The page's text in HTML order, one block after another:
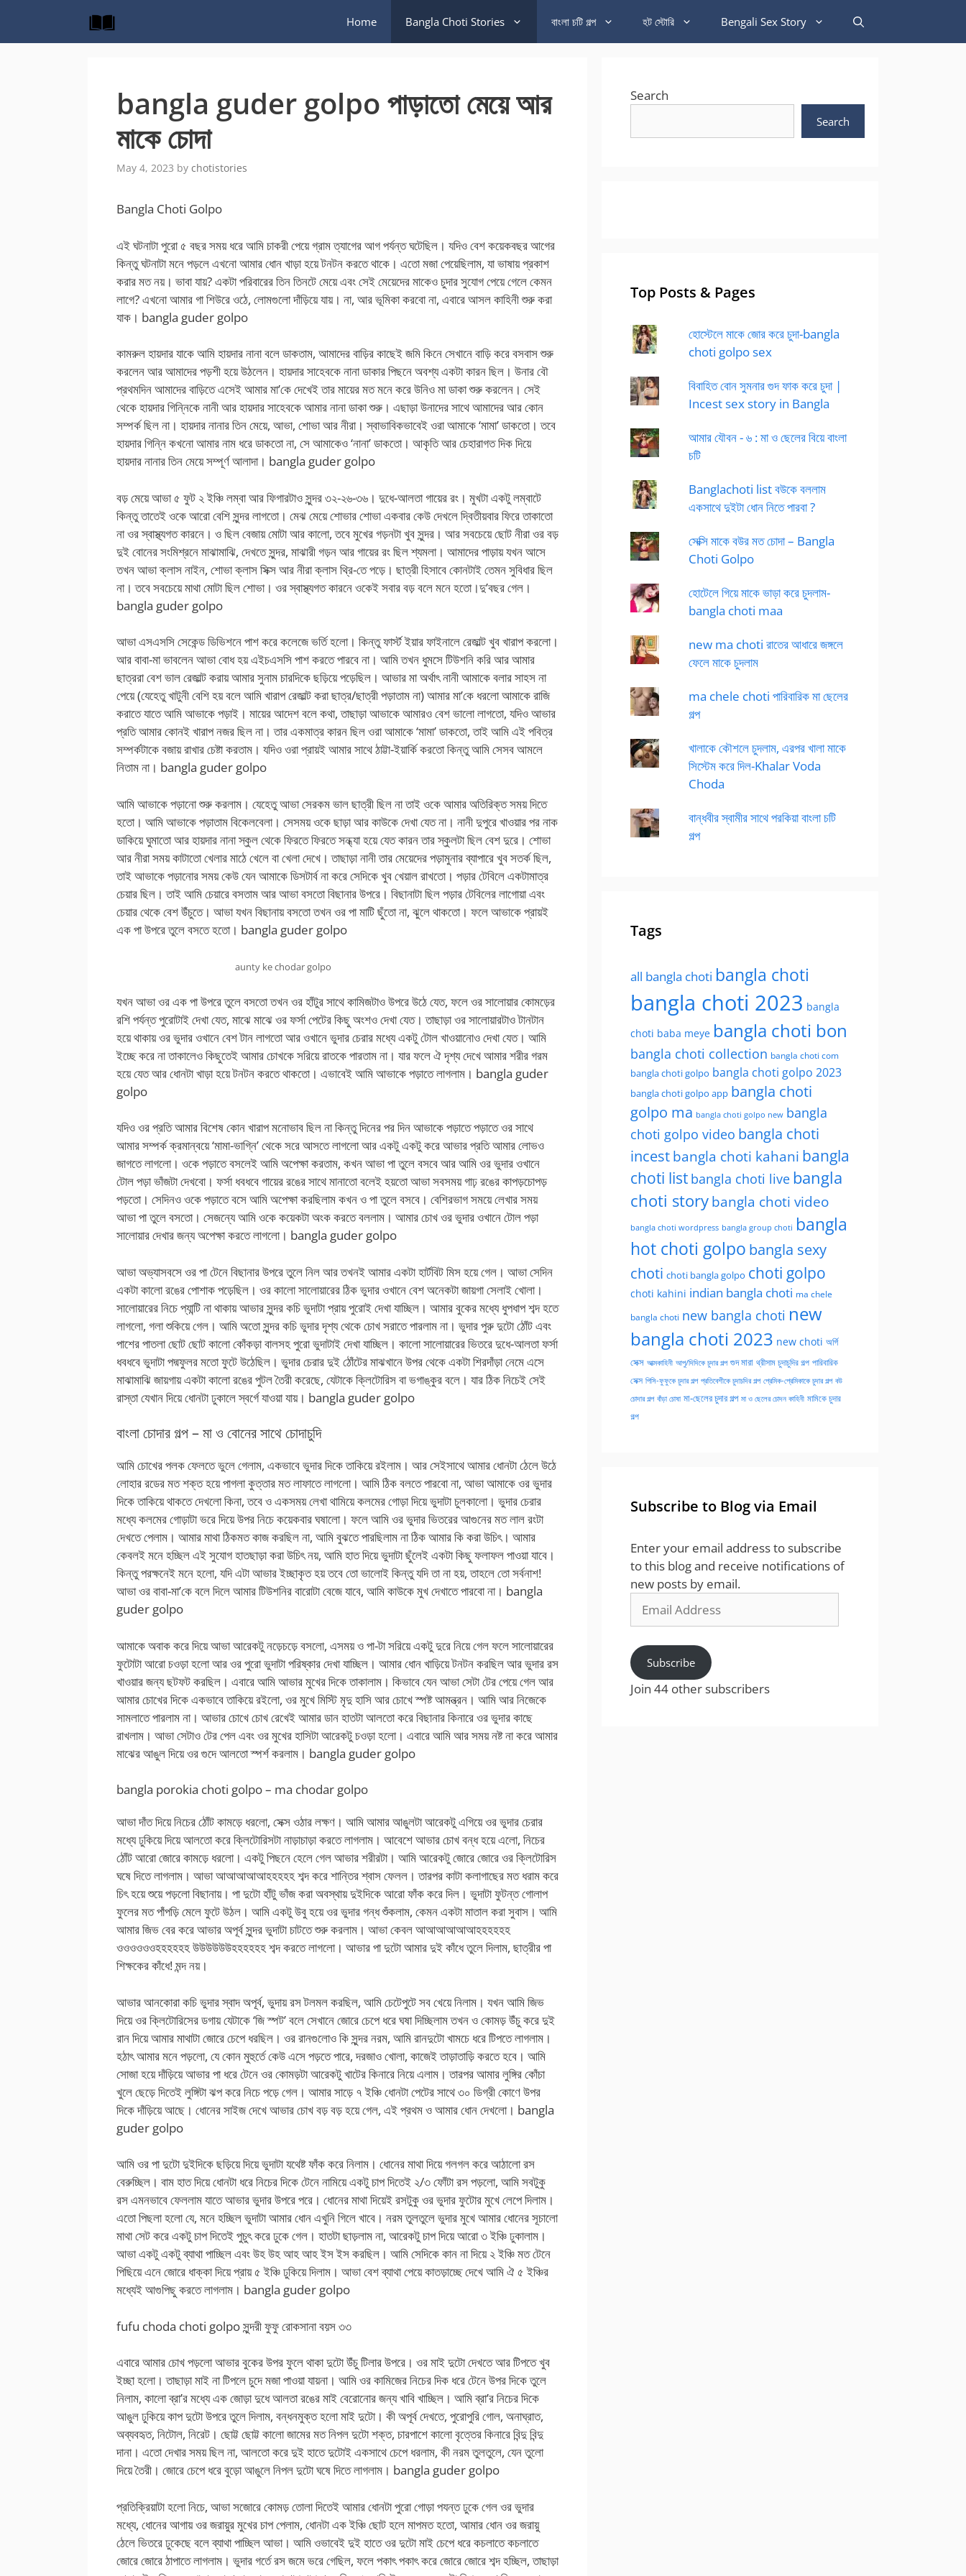
content
Home Bangla Choti Stories বাংলা চটি গল্প হট স্টোরি Bengali Sex Story
bangla guder golpo পাড়াতো মেয়ে আর
মাকে চোদা
May 4, 2023 by chotistories
Bangla Choti Golpo
এই ঘটনাটা পুরো ৫ বছর সময় ধরে আমি চাকরী পেয়ে গ্রাম ত্যাগের আগ পর্যন্ত ঘটেছিল। যদিও বেশ কয়েকবছর আগের
কিন্তু ঘটনাটা মনে পড়লে এখনো আমার ধোন খাড়া হয়ে টনটন করতে থাকে। এতো মজা পেয়েছিলাম, যা ভাষায় প্রকাশ
করার মত নয়। ভাবা যায়? একটা পরিবারের তিন তিনটে মেয়ে এবং সেই মেয়েদের মাকেও চুদার সুযোগ পেয়ে গেলে কেমন
লাগে? এখনো আমার গা শিউরে ওঠে, লোমগুলো দাঁড়িয়ে যায়। না, আর ভূমিকা করবো না, এবারে আসল কাহিনী শুরু করা
যাক। bangla guder golpo
কামরুল হায়দার যাকে আমি হায়দার নানা বলে ডাকতাম, আমাদের বাড়ির কাছেই জমি কিনে সেখানে বাড়ি করে বসবাস শুরু
করলেন আর আমাদের পড়শী হয়ে উঠলেন। হায়দার সাহেবকে নানা ডাকার পিছনে অবশ্য একটা কারন ছিল। উনার বৌ
প্রথমদিন আমাদের বাড়িতে এসেই আমার মা’কে দেখেই তার মায়ের মত মনে করে উনিও মা ডাকা শুরু করলেন। সেই
থেকে হায়দার গিন্নিকে নানী আর হায়দার সাহেবকে আমার নানা ডাকা শুরু। এছাড়া উনাদের সাথে আমাদের আর কোন
সম্পর্ক ছিল না। হায়দার নানার তিন মেয়ে, আভা, শোভা আর নীরা। স্বাভাবিকভাবেই ওরা আমাকে ‘মামা’ ডাকতো। তবে
হায়দার গিন্নি কখনো আমার নাম ধরে ডাকতো না, সে আমাকেও ‘নানা’ ডাকতো। আকৃতি আর চেহারাগত দিক দিয়ে
হায়দার নানার তিন মেয়ে সম্পূর্ণ আলাদা। bangla guder golpo
বড় মেয়ে আভা ৫ ফুট ২ ইঞ্চি লম্বা আর ফিগারটাও সুন্দর ৩২-২৬-৩৬। দুধে-আলতা গায়ের রং। মুখটা একটু লম্বাটে
কিন্তু তাতেই ওকে আরো বেশি সুন্দর লাগতো। মেঝ মেয়ে শোভার শোভা একবার কেউ দেখলে দ্বিতীয়বার ফিরে তাকাতো
না ওর স্বাস্থ্যগত কারনে। ও ছিল বেজায় মোটা আর কালো, তবে মুখের গড়নটা খুব সুন্দর। আর সবচেয়ে ছোট নীরা ওর বড়
দুই বোনের সংমিশ্রনে মাঝামাঝি, দেখতে সুন্দর, মাঝারী গড়ন আর গায়ের রং ছিল শ্যমলা। আমাদের পাড়ায় যখন আসে
তখন আভা ক্লাস নাইন, শোভা ক্লাস সিক্স আর নীরা ক্লাস থ্রি-তে পড়ে। ছাত্রী হিসাবে কোনটাই তেমন সুবিধার ছিল
না। তবে সবচেয়ে মাথা মোটা ছিল শোভা। ওর স্বাস্থ্যগত কারনে ওকেই সবার বড় বলে মনে হতো।দু’বছর গেল।
bangla guder golpo
আভা এসএসসি সেকেন্ড ডিভিশনে পাশ করে কলেজে ভর্তি হলো। কিন্তু ফার্স্ট ইয়ার ফাইনালে রেজাল্ট খুব খারাপ করলো।
আর বাবা-মা ভাবলেন আভা বোধ হয় এইচএসসি পাশ করতে পারবে না। আমি তখন ধুমসে টিউশনি করি আর আমার
ছাত্ররা বেশ ভাল রেজাল্ট করায় আমার সুনাম চারদিকে ছড়িয়ে পড়েছিল। আভার মা অর্থাৎ নানী আমাকে বলার সাহস না
পেয়ে (যেহেতু খাটুনী বেশি হয় বলে আমি খারাপ রেজাল্ট করা ছাত্র/ছাত্রী পড়াতাম না) আমার মা’কে ধরলো আমাকে রাজি
করাতে যাতে আমি আভাকে পড়াই। মায়ের আদেশ বলে কথা, তাছাড়া আভাকে আমারও বেশ ভালো লাগতো, যদিও আভার
প্রতি আমার কোনই খারাপ নজর ছিল না। তার একমাত্র কারন ছিল ওরা আমাকে ‘মামা’ ডাকতো, তাই আমি এই পবিত্র
সম্পর্কটাকে বজায় রাখার চেষ্টা করতাম। যদিও ওরা প্রায়ই আমার সাথে ঠাট্টা-ইয়ার্কি করতো কিন্তু আমি সেসব আমলে
নিতাম না। bangla guder golpo
আমি আভাকে পড়ানো শুরু করলাম। যেহেতু আভা সেরকম ভাল ছাত্রী ছিল না তাই ওকে আমার অতিরিক্ত সময় দিতে
হতো। আমি আভাকে পড়াতাম বিকেলবেলা। সেসময় ওকে ছাড়া আর কাউকে দেখা যেত না। নানী দুপুরে খাওয়ার পর নাক
ডাকিয়ে ঘুমাতো আর হায়দার নানা স্কুল থেকে ফিরতে ফিরতে সন্ধ্যা হয়ে যেত কারন তার স্কুলটা ছিল বেশ দুরে। শোভা
আর নীরা সময় কাটাতো খেলার মাঠে খেলে বা খেলা দেখে। তাছাড়া নানী তার মেয়েদের পড়ামুনার ব্যাপারে খুব সতর্ক ছিল,
তাই আভাকে পড়ানোর সময় কেউ যেন আমাকে ডিসটার্ব না করে সেদিকে খুব খেয়াল রাখতো। পড়ার টেবিলে একটামাত্র
চেয়ার ছিল। তাই আমি চেয়ারে বসতাম আর আভা বসতো বিছানার উপরে। বিছানাটা ছিল পড়ার টেবিলের লাগোয়া এবং
চেয়ার থেকে বেশ উঁচুতে। আভা যখন বিছানায় বসতো তখন ওর পা মাটি ছুঁতো না, ঝুলে থাকতো। ফলে আভাকে প্রায়ই
এক পা উপরে তুলে বসতে হতো। bangla guder golpo
aunty ke chodar golpo
যখন আভা ওর এক পা উপরে তুলে বসতো তখন ওর হাঁটুর সাথে কামিজটাও উপরে উঠে যেত, ফলে ওর সালোয়ার কোমড়ের
রশি পর্যন্ত পুরোটাই দেখা যেত, মাঝে মাঝে ওর ফর্সা পেটের কিছু অংশও দেখা যেত। তাছাড়া ওর সালোয়ারটাও টানটান
হয়ে থাকায় ওর ভুদার ওখানে বেশ টান লাগতো আর ওখানে ভুদার চেরার মধ্যে একটু টোল খাওয়ানোও দেখা যেত। আমি
ইচ্ছে করে না তাকালেও কিছুতেই আমার চোখকে সরিয়ে রাতকে পারতাম না। যার ফলে ঐ দৃশ্য দেখে আমার শরীর গরম
হয়ে যেত আর ধোনটা খাড়া হয়ে টনটন করতে থাকতো। এভাবেই আমি আভাকে পড়াতে লাগলাম। bangla guder
golpo
যদিও ওর প্রতি আমার বিশেষ কোন খারাপ মনোভাব ছিল না কিন্তু দিনের পর দিন আভাকে পড়াতে পড়াতে ওর সাথে
আমার সম্পর্ক ক্রমান্বয়ে ‘মামা-ভাগ্নি’ থেকে সরে আসতে লাগলো আর একটু একটু করে আভার প্রতি আমার লোভও
জাগতে লাগলো। ওকে পড়াতে বসলেই আমি অপেক্ষা করতাম, কখন আভা পা তুলে বসবে আর আমি ওর ভুদার ওখানে
টোল পড়া ভাঁজটা দেখবো। ফর্সা ধবধবে গায়ের রঙের সাথে মানাতো বলেই হয়তো আভা সবসময় গাঢ় রঙের কাপড়চোপড়
পড়তো। সেদিনও ওকে পড়াতে বসে আমি অপেক্ষা করছিলাম কখন ও পা তুলে বসবে। বেশিরভাগ সময়ে লেখার সময়
আভা পা তুলে বসতো। সেজন্যে আমি ওকে কয়েকটা অংক করতে বললাম। আমার চোখ ওর ভুদার ওখানে টোল পড়া
সালোয়ার দেখার জন্য অপেক্ষা করতে লাগলো। bangla guder golpo
আভা অভ্যাসবসে ওর পা টেনে বিছানার উপরে তুলে নিল আর তখনই আমার একটা হার্টবিট মিস হয়ে গেল। আভা সেদিন
একটা কালো রঙের পোশাক পড়েছিল। ওর কালো সালোয়ারের ঠিক ভুদার ওখানে বেশ অনেকটা জায়গা সেলাই খোলা।
সালোয়ারের নিচে প্যান্টি না থাকায় আভার সুন্দর কচি ভুদাটা প্রায় পুরোই দেখা যাচ্ছিল। আমার বুকের মধ্যে ধুপধাপ শব্দ হতে
লাগলো, গলা শুকিয়ে গেল। আমি অতো সুন্দর কচি ভুদার দৃশ্য থেকে চোখ সরাতে পারলাম না। ভুদার পুরু দুটো ঠোঁট এবং
পাশের পাতলা ছোট ছোট কালো কোঁকড়া বালসহ পুরো ভুদাটাই দেখা যাচ্ছিল। কালো সালোয়ারের ভিতরে দুধে-আলতা ফর্সা
ধবধবে ভুদাটা পদ্মফুলর মতো ফুটে উঠেছিল। ভুদার চেরার দুই ঠোঁটের মাঝখানে উপর থেকে একটা শিরদাঁড়া নেমে এসে
মাঝামাঝি জায়গায় একটা কালো রঙের পুটল তৈরী করেছে, যেটাকে ক্লিটোরিস বা ভগাঙ্কুর বলে। যার ঠিক নিচেই সেই
রাস্তা যেখান দিয়ে ধোনটা ঢুকালে স্বর্গে যাওয়া যায়। bangla guder golpo
বাংলা চোদার গল্প – মা ও বোনের সাথে চোদাচুদি
আমি চোখের পলক ফেলতে ভুলে গেলাম, একভাবে ভুদার দিকে তাকিয়ে রইলাম। আর সেইসাথে আমার ধোনটা ঠেলে উঠে
লোহার রডের মত শক্ত হয়ে পাগলা কুত্তার মত লাফাতে লাগলো। আমি ঠিক বলতে পারবো না, আভা আমাকে ওর ভুদার
দিকে তাকিয়ে থাকতে দেখলো কিনা, তবে ও একসময় লেখা থামিয়ে কলমের গোড়া দিয়ে ভুদাটা চুলকালো। ভুদার চেরার
মধ্যে কলমের গোড়াটা ভরে দিয়ে উপর নিচে কয়েকবার ঘষালো। ফলে আমি ওর ভুদার ভিতরের আগুনের মত লাল রংটা
দেখতে পেলাম। আমার মাথা ঠিকমত কাজ করছিল না, আমি বুঝতে পারছিলাম না ঠিক আমার কি করা উচিৎ। আমার
কেবলই মনে হচ্ছিল এই সুযোগ হাতছাড়া করা উচিৎ নয়, আমি হাত দিয়ে ভুদাটা ছুঁলেই একটা কিছু ফলাফল পাওয়া যাবে।
কিন্তু পরক্ষনেই মনে হলো, যদি এটা আভার ইচ্ছাকৃত হয় তবে তো ভালোই কিন্তু যদি তা না হয়, তাহলে তো সর্বনাশ!
আভা ওর বাবা-মা’কে বলে দিলে আমার টিউশনির বারোটা বেজে যাবে, আমি কাউকে মুখ দেখাতে পারবো না। bangla
guder golpo
আমাকে অবাক করে দিয়ে আভা আরেকটু নড়েচড়ে বসলো, এসময় ও পা-টা সরিয়ে একটু দুরে নিয়ে গেল ফলে সালোয়ারের
ফুটোটা আরো চওড়া হলো আর ওর পুরো ভুদাটা পরিষ্কার দেখা যাচ্ছিল। আমার ধোন খাড়িয়ে টনটন করছিল আর ভুদার রস
খাওয়ার জন্য ছটফট করছিল। এবারে আমি আভার মুখের দিকে তাকালাম। কিভাবে যেন আভা সেটা টের পেয়ে গেল আর
আমার চোখের দিকে একভাবে তাকিয়ে রইলো, ওর মুখে মিস্টি মৃদু হাসি আর চোখে স্পষ্ট আমন্ত্রন। আমি আর নিজেকে
সামলাতে পারলাম না। আভার চোখে চোখ রেখেই আমার ডান হাতটা আলতো করে বিছানার কিনারে ওর ভুদার কাছে
রাখলাম। আভা সেটাও টের পেল এবং ওর মুখের হাসিটা আরেকটু চওড়া হলো। এবারে আমি আর সময় নষ্ট না করে আমার
মাঝের আঙুল দিয়ে ওর গুদে আলতো স্পর্শ করলাম। bangla guder golpo
bangla porokia choti golpo – ma chodar golpo
আভা দাঁত দিয়ে নিচের ঠোঁট কামড়ে ধরলো, সেক্স ওঠার লক্ষণ। আমি আমার আঙুলটা আরেকটু এগিয়ে ওর ভুদার চেরার
মধ্যে ঢুকিয়ে দিয়ে আলতো করে ক্লিটোরিসটা নাড়াচাড়া করতে লাগলাম। আবেশে আভার চোখ বন্ধ হয়ে এলো, নিচের
ঠোঁট আরো জোরে কামড়ে ধরলো। একটু পিছনে হেলে গেল আভার শরীরটা। আমি আরেকটু জোরে জোরে ওর ক্লিটোরিস
ঘষে দিতে লাগলাম। আভা আআআআআহহহহহ শব্দ করে শান্তির শ্বাস ফেলল। তারপর কাটা কলাগাছের মত ধরাম করে
চিৎ হয়ে শুয়ে পড়লো বিছানায়। পা দুটো হাঁটু ভাঁজ করা অবস্থায় দুইদিকে আরো ফাঁক করে দিল। ভুদাটা ফুটন্ত গোলাপ
ফুলের মত পাঁপড়ি মেলে ফুটে উঠল। আমি একটু উবু হয়ে ওর ভুদার গন্ধ শুঁকলাম, কেমন একটা মাতাল করা সুবাস। আমি
আমার জিভ বের করে আভার অপূর্ব সুন্দর ভুদাটা চাটতে শুরু করলাম। আভা কেবল আআআআআআহহহহহহ
ওওওওওওহহহহহহ উউউউউউহহহহহহ শব্দ করতে লাগলো। আভার পা দুটো আমার দুই কাঁধে তুলে দিলাম, ছাত্রীর পা
শিক্ষকের কাঁধে! মন্দ নয়।
আভার আনকোরা কচি ভুদার স্বাদ অপূর্ব, ভুদায় রস টলমল করছিল, আমি চেটেপুটে সব খেয়ে নিলাম। যখন আমি জিভ
দিয়ে ওর ক্লিটোরিসের ডগায় যেটাকে ‘জি স্পট’ বলে সেখানে জোরে চেপে ধরে ঘষা দিচ্ছিলাম তখন ও কোমড় উঁচু করে দুই
রান দিয়ে আমার মাথাটা জোরে চেপে ধরছিল। ওর রানগুলোও কি সুন্দর নরম, আমি রানদুটো খামচে ধরে টিপতে লাগলাম।
হঠাৎ আমার মনে পড়লো, যে কোন মুহুর্তে কেউ এসে পড়তে পারে, দরজাও খোলা, কাজেই তাড়াতাড়ি করতে হবে। আমি
সোজা হয়ে দাঁড়িয়ে আভার পা ধরে টেনে ওর কোমড়টা আরেকটু খাটের কিনারে নিয়ে এলাম। তারপর আমার লুঙ্গির কোঁচা
খুলে ছেড়ে দিতেই লুঙ্গিটা ঝপ করে নিচে পড়ে গেল। আমার সাড়ে ৭ ইঞ্চি ধোনটা পেটের সাথে ৩০ ডিগ্রী কোণে উপর
দিকে দাঁড়িয়ে আছে। ধোনের সাইজ দেখে আভার চোখ বড় বড় হয়ে গেল, এই প্রথম ও আমার ধোন দেখলো। bangla
guder golpo
আমি ওর পা দুটো দুইদিকে ছড়িয়ে দিয়ে ভুদাটা যথেষ্ট ফাঁক করে নিলাম। ধোনের মাথা দিয়ে গলগল করে আঠালো রস
বেরুচ্ছিল। বাম হাত দিয়ে ধোনটা ধরে নিচের দিকে টেনে নামিয়ে একটু চাপ দিতেই ২/৩ ফোঁটা রস পড়লো, আমি সবটুকু
রস এমনভাবে ফেললাম যাতে আভার ভুদার উপরে পরে। ধোনের মাথা দিয়েই রসটুকু ওর ভুদার ফুটোর মুখে লেপে দিলাম।
এতো পিছলা হলো যে, মনে হচ্ছিল ভুদাটা আমার ধোন এখুনি গিলে খাবে। নরম তুলতুলে ভুদার মুখে আমার ধোনের সূচালো
মাথা সেট করে একটু চাপ দিতেই পুচুৎ করে ঢুকে গেল। হাতটা ছাড়লাম না, আরেকটু চাপ দিয়ে আরো ৩ ইঞ্চি ঢুকালাম।
আভা একটু একটু ব্যাথা পাচ্ছিল এবং উহ উহ আহ আহ ইস ইস করছিল। আমি সেদিকে কান না দিয়ে ২ ইঞ্চি মত টেনে
পিছিয়ে এনে জোরে ধাক্কা দিয়ে প্রায় ৫ ইঞ্চি ঢুকিয়ে দিলাম। আভা বেশ ব্যাথা পেয়ে কাতড়াচ্ছে দেখে আমি ঐ ৫ ইঞ্চির
মধ্যেই আগুপিছু করতে লাগলাম। bangla guder golpo
fufu choda choti golpo সুন্দরী ফুফু রোকসানা বয়স ৩৩
এবারে আমার চোখ পড়লো আভার বুকের উপর ফুলে থাকা দুটো উঁচু টিলার উপরে। ওর মাই দুটো দেখতে আর টিপতে খুব
ইচ্ছা হলো। তাছাড়া মাই না টিপলে চুদে মজা পাওয়া যায়না। আমি ওর কামিজের নিচের দিক ধরে টেনে উপর দিকে তুলে
নিলাম, কালো ব্রা’র মধ্যে এক জোড়া দুধে আলতা রঙের মাই বেরোনোর জন্য খাবি খাচ্ছিল। আমি ব্রা’র নিচের দিকে
আঙুল ঢুকিয়ে কাপ দুটো উপরে তুলে দিলাম, বন্ধনমুক্ত হলো মাই দুটো। কী অপূর্ব দেখতে, পুরোপুরি গোল, অনাঘ্রাত,
অব্যবহৃত, নিটোল, নিরেট। ছোট্ট ছোট্ট কালো জামের মত নিপল দুটো শক্ত, চারপাশে কালো বৃত্তের কিনারে বিন্দু বিন্দু
দানা। এতো দেখার সময় ছিল না, আলতো করে দুই হাতে দুটোই একসাথে চেপে ধরলাম, কী নরম তুলতুলে, যেন তুলো
দিয়ে তৈরী। জোরে চেপে ধরে বুড়ো আঙুলে নিপল দুটো ঘষে দিতে লাগলাম। bangla guder golpo
প্রতিক্রিয়াটা হলো নিচে, আভা সজোরে কোমড় তোলা দিতেই আমার ধোনটা পুরো গোড়া পযন্ত ঢুকে গেল ওর ভুদার
মধ্যে, ধোনের আগায় ওর জরায়ুর মুখের চাপ পেলাম, ধোনটা এক ইঞ্চি ছোট হলে মাপমত হতো, আমার ধোন ওর জরায়ু
ঠেলে ভিতরে ঢুকেছে বলে ব্যাথা পাচ্ছিল আভা। আমি ওভাবেই দুই হাতে ওর দুটো মাই চেপে ধরে কচলাতে কচলাতে
জোরে জোরে ঠাপাতে লাগলাম। ভুদার গর্তে রস জমে ভরে গেছিল, ফলে পকাৎ পকাৎ করে জোরে জোরে শব্দ হচ্ছিল, তাছাড়া
Search
Search
Top Posts & Pages
হোস্টেলে মাকে জোর করে চুদা-bangla
choti golpo sex
বিবাহিত বোন সুমনার গুদ ফাক করে চুদা |
Incest sex story in Bangla
আমার যৌবন - ৬ : মা ও ছেলের বিয়ে বাংলা
চটি
Banglachoti list বউকে বললাম
একসাথে দুইটা ধোন নিতে পারবা ?
সেক্সি মাকে বউর মত চোদা – Bangla
Choti Golpo
হোটেলে গিয়ে মাকে ভাড়া করে চুদলাম-
bangla choti maa
new ma choti রাতের আধারে জঙ্গলে
ফেলে মাকে চুদলাম
ma chele choti পারিবারিক মা ছেলের
গল্প
খালাকে কৌশলে চুদলাম, এরপর খালা মাকে
সিস্টেম করে দিল-Khalar Voda
Choda
বান্ধবীর স্বামীর সাথে পরকিয়া বাংলা চটি
গল্প
Tags
all bangla choti bangla choti
bangla choti 2023 bangla
choti baba meye bangla choti bon
bangla choti collection bangla choti com
bangla choti golpo bangla choti golpo 2023
bangla choti golpo app bangla choti
golpo ma bangla choti golpo new bangla
choti golpo video bangla choti
incestbangla choti kahani bangla
choti list bangla choti live bangla
choti storybangla choti video
bangla choti wordpress bangla group choti bangla
hot choti golpo bangla sexy
choti choti bangla golpo choti golpo
choti kahini indian bangla choti ma chele
bangla choti new bangla choti new
bangla choti 2023 new choti অর্গি
সেক্স আত্মকাহিনী আপু/দিদিকে চুদার গল্প গুদ মারা থ্রীসাম চুদাচুদির গল্প পারিবারিক
সেক্স পিসি-ফুফুকে চুদার গল্প প্রতিবেশীকে চুদাচদির গল্প প্রেমিক-প্রেমিকাকে চুদার গল্প বউ
চোদার গল্প বাঁড়া চোষা মা-ছেলের চুদার গল্প মা ও ছেলের চোদন কাহিনী মামিকে চুদার
গল্প
Subscribe to Blog via Email
Enter your email address to subscribe
to this blog and receive notifications of
new posts by email.
Address
Subscribe
Join 44 other subscribers